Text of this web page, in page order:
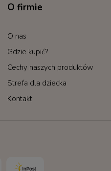
O firmie
O nas
Gdzie kupić?
Cechy naszych produktów
Strefa dla dziecka
Kontakt